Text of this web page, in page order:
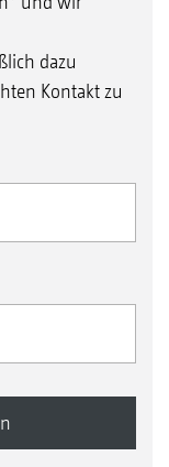
dazu
Kontakt zu